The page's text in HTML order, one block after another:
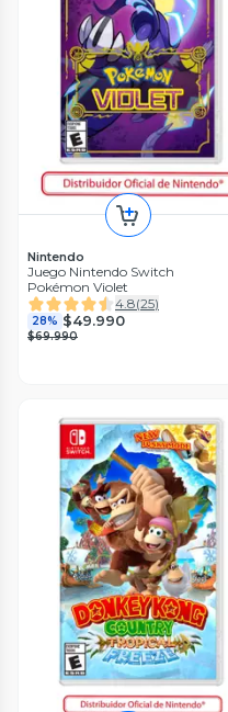
Nintendo
Juego Nintendo Switch
Pokémon Violet
4.8(25)
28% $49.990
$69.990